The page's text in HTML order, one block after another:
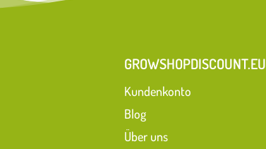
GROWSHOPDISCOUNT.EU
Kundenkonto
Blog
Über uns